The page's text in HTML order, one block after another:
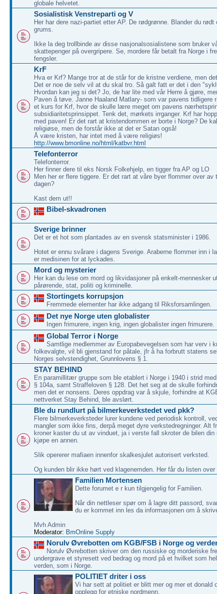
globale helvetet.
Sosialistisk Venstreparti og V
Her har dere nazi-partiet etter AP. De rødgrønne. Blander du rødt
grums.
Ikke la deg trollbinde av disse nasjonalsosialistene som bruker
skattepenger på overgripere. Se, mordere får betalt fra Norge i
fengsler.
KrF
Hva er Krf? Mange tror at de står for de kristne verdiene, men
Det er noe de selv vil at du skal tro. Så galt fatt er det i den
Hvordan kan jeg si det? Jo, de har lite med vår Herre å gjøre,
Paven å tøve. Janne Haaland Matlary- som var pavens tidligere
et kurs for Krf, hvor de skulle lære meget om pavens
subsidiaritetsprinsippet. Tenk det, mørkets irrganger. Krf har
med paven! Er det rart at kristendommen er borte i Norge? De
religiøse, men de forstår ikke at det er Satan også!
Å være kristen, har intet med å være religiøs!
http://www.bmonline.no/html/katbvr.html
Telefonterror
Telefonterror.
Her finner dere til eks Norsk Folkehjelp, en tigger fra AP og LO
Men her er flere tiggere. Er det rart at våre byer flommer over av
dagen?
Kast dem ut!!
Bibel-skvadronen
Sverige brinner
Det er et hot som plantades av en svensk statsminister i 1986.
Hotet er ennu svårare i dagens Sverige. Araberne flommer inn i
er medisinen for at lyckades.
Mord og mysterier
Her kan du lese om mord og likvidasjoner på enkelt-mennesker
pårørende, stat, politi og kriminelle.
Stortingets korrupsjon
Fremmede elementer har ikke adgang til Riksforsamlingen.
Det nye Norge uten globalister
Ingen frimurere, ingen krig, ingen globalister ingen frimurere.
Global Terror i Norge
Samtlige medlemmer av Europabevegelsen som har verv i
folkevalgte, vil bli gjenstand for påtale, jfr å ha forbrutt statens
Norges selvstendighet, Grunnlovens § 1.
STAY BEHIND
En paramillitær gruppe som ble etablert i Norge i 1940 i strid
§ 104a, samt Straffeloven § 128. Det het seg at de skulle
men det er nonsens. Deres oppdrag var å skjule, forhindre at
nettverket Stay Behind, ble avslørt.
Ble du rundlurt på bilmerkeverkstedet ved pkk?
Flere bilmerkeverksteder lurer kundene ved periodisk kontroll,
mangler som ikke fins, derpå meget dyre verkstedregninger. Alt
kroner kaster du ut av vinduet, ja i verste fall skroter de bilen din
kjøpe en annen.
Slik opererer mafiaen innenfor skalkesjulet autorisert verksted.
Og kunden blir ikke hørt ved klagenemden. Her får du listen over
Familien Mortensen
Dette forumet e r kun tilgjengelig for Familien.
Når din nettleser spør om å lagre ditt passord,
du er kommet inn les da informasjonen om å
Mvh Admin
Moderator: BmOnline Supply
Norulv Øvrebotten om KGB/FSB i Norge og
Norulv Øvrebotten skriver om den russiske og morderiske
undergrave et styresett ved bedrag og mord på et hvilket som
verden, som i Norge.
POLITIET driter i oss
Vi har sett at politiet er blitt mer og mer et donald
opplegg for etniske nordmenn.